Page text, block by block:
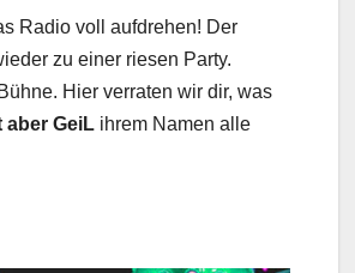
Radio voll aufdrehen! Der
zu einer riesen Party.
Hier verraten wir dir, was
aber GeiL ihrem Namen alle